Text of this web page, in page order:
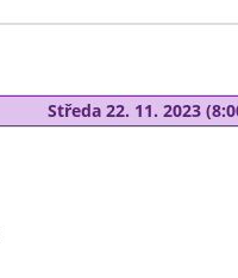
Středa 22. 11. 2023